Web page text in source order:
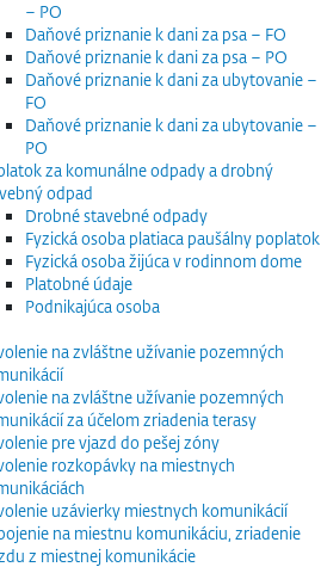
– PO
Daňové priznanie k dani za psa – FO
Daňové priznanie k dani za psa – PO
Daňové priznanie k dani za ubytovanie –
FO
Daňové priznanie k dani za ubytovanie –
PO
za komunálne odpady a drobný
odpad
Drobné stavebné odpady
Fyzická osoba platiaca paušálny poplatok
Fyzická osoba žijúca v rodinnom dome
Platobné údaje
Podnikajúca osoba
na zvláštne užívanie pozemných
na zvláštne užívanie pozemných
za účelom zriadenia terasy
pre vjazd do pešej zóny
rozkopávky na miestnych
uzávierky miestnych komunikácií
na miestnu komunikáciu, zriadenie
z miestnej komunikácie